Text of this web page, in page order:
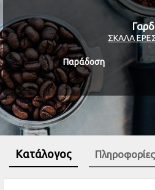
ΣΚΑΛΑ
Παράδοση
Κατάλογος Πληροφορίες